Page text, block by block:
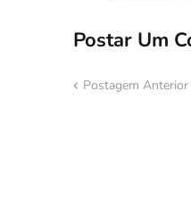
Postar Um
Postagem Anterior